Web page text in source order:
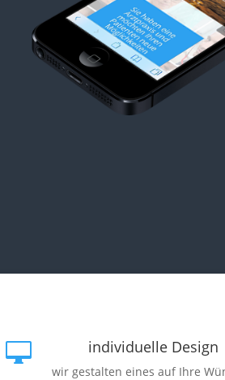
 individuelle Design
wir gestalten eines auf Ihre